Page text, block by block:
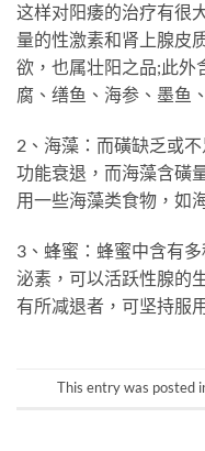
这样对阳痿的治疗有很
量的性激素和肾上腺皮
欲，也属壮阳之品;此外
腐、缮鱼、海参、墨鱼
2、海藻：而磺缺乏或
功能衰退，而海藻含磺
用一些海藻类食物，如
3、蜂蜜：蜂蜜中含有
泌素，可以活跃性腺的
有所减退者，可坚持服
This entry was posted